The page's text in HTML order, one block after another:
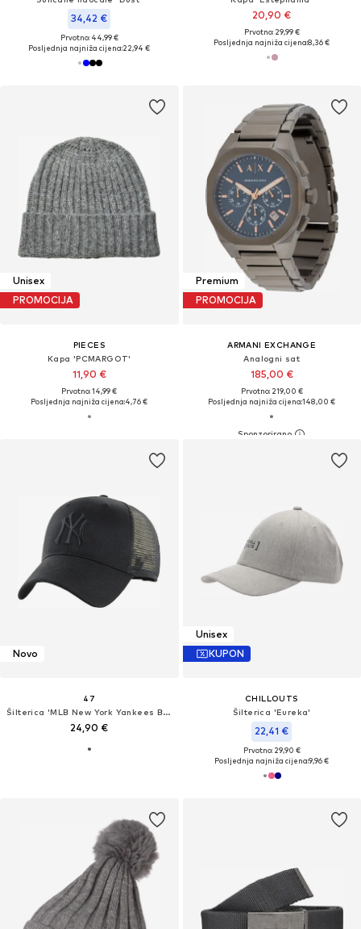
34,42 €
Prvotno: 44,99 €
Posljednja najniža cijena:22,94 €
20,90 €
Prvotno: 29,99 €
Posljednja najniža cijena:8,36 €
Unisex
PROMOCIJA
PIECES
Kapa 'PCMARGOT'
11,90 €
Prvotno: 14,99 €
Posljednja najniža cijena:4,76 €
Premium
PROMOCIJA
ARMANI EXCHANGE
Analogni sat
185,00 €
Prvotno: 219,00 €
Posljednja najniža cijena:148,00 €
Novo
47
Šilterica 'MLB New York Yankees Branson'
24,90 €
Unisex
KUPON
CHILLOUTS
Šilterica 'Eureka'
22,41 €
Prvotno: 29,90 €
Posljednja najniža cijena:9,96 €